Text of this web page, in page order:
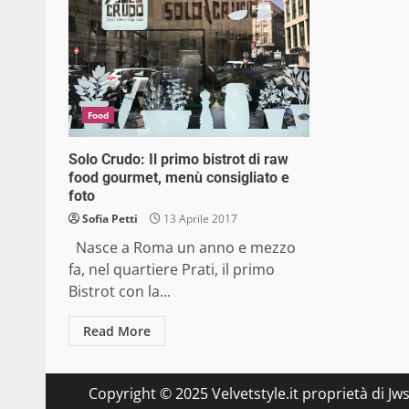
Food
Solo Crudo: Il primo bistrot di raw
food gourmet, menù consigliato e
foto
Sofia Petti 13 Aprile 2017
Nasce a Roma un anno e mezzo
fa, nel quartiere Prati, il primo
Bistrot con la...
Read More
Copyright © 2025 Velvetstyle.it proprietà di